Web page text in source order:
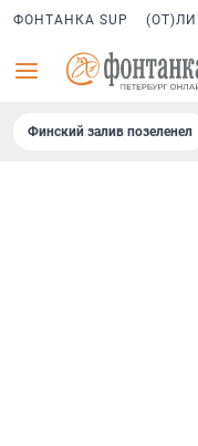
ФОНТАНКА SUP
Финский залив позеленел